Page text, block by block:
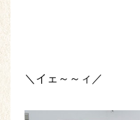
＼イェ～～ィ／